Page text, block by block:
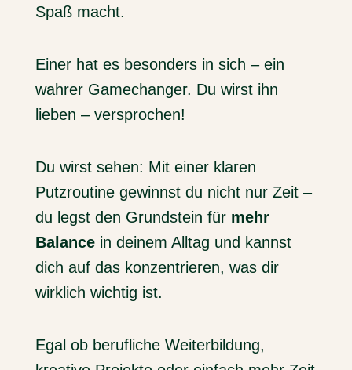
Spaß macht.
Einer hat es besonders in sich – ein
wahrer Gamechanger. Du wirst ihn
lieben – versprochen!
Du wirst sehen: Mit einer klaren
Putzroutine gewinnst du nicht nur Zeit –
du legst den Grundstein für mehr
Balancein deinem Alltag und kannst
dich auf das konzentrieren, was dir
wirklich wichtig ist.
Egal ob berufliche Weiterbildung,